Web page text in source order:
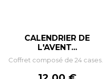
CALENDRIER DE
L'AVENT...
Coffret composé de 24 cases...